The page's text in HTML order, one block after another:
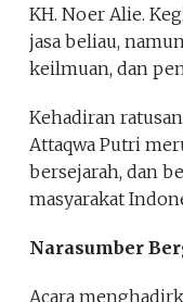
KH. Noer Alie.
jasa beliau,
keilmuan, dan
Kehadiran
Attaqwa Putri
bersejarah, dan
masyarakat
Narasumber
Acara